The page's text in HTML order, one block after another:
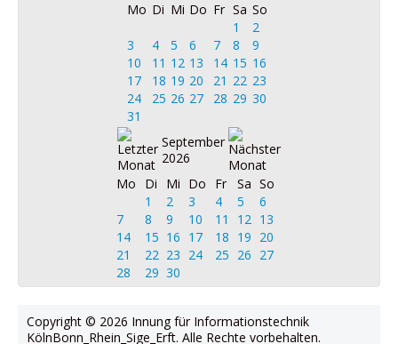
Mo Di Mi Do Fr Sa So
1
2
3
4 5 6 7 8
9
10
11 12 13 14 15 16
17
18 19 20 21 22 23
24
25 26 27 28 29 30
31
September
2026
Mo
Di Mi Do Fr Sa So
1
2 3 4 5
6
7
8 9 10 11 12 13
14
15 16 17 18 19 20
21
22 23 24 25 26 27
28
29 30
Copyright © 2026 Innung für Informationstechnik
KölnBonn_Rhein_Sige_Erft. Alle Rechte vorbehalten.